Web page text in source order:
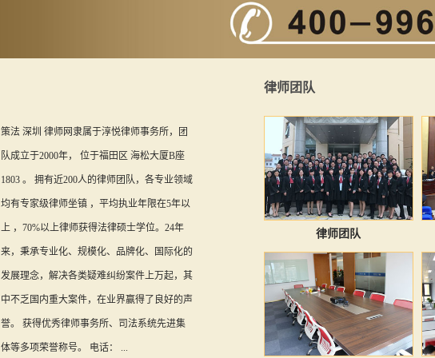
策法 深圳 律师网隶属于淳悦律师事务所，团
队成立于2000年， 位于福田区 海松大厦B座
1803 。 拥有近200人的律师团队，各专业领域
均有专家级律师坐镇 ，平均执业年限在5年以
上 ，70%以上律师获得法律硕士学位。24年
来，秉承专业化、规模化、品牌化、国际化的
发展理念，解决各类疑难纠纷案件上万起，其
中不乏国内重大案件，在业界赢得了良好的声
誉。 获得优秀律师事务所、司法系统先进集
体等多项荣誉称号。 电话： ...
律师团队
律师团队